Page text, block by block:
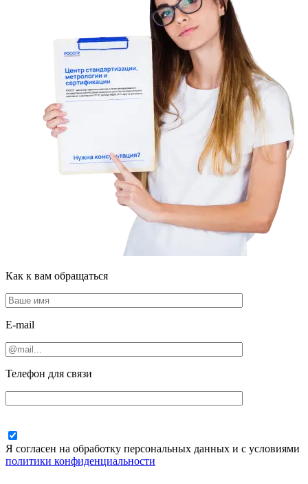
Как к вам обращаться
E-mail
Телефон для связи
Я согласен на обработку персональных данных и с условиями
политики конфиденциальности